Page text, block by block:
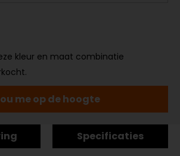
kleur en maat combinatie
me op de hoogte
Specificaties